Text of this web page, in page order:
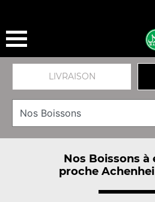
LIVRAISON
Nos Boissons
proche